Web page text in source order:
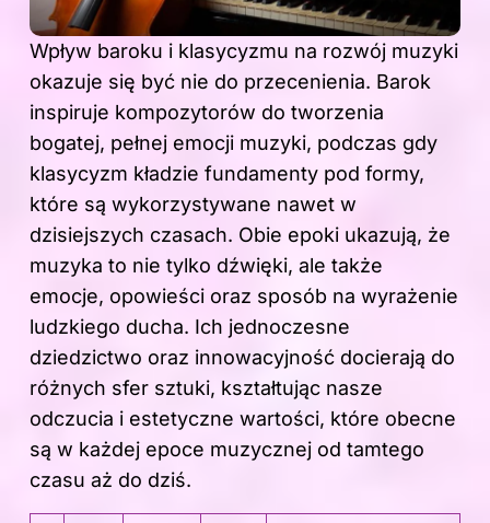
Wpływ baroku i klasycyzmu na rozwój muzyki
okazuje się być nie do przecenienia. Barok
inspiruje kompozytorów do tworzenia
bogatej, pełnej emocji muzyki, podczas gdy
klasycyzm kładzie fundamenty pod formy,
które są wykorzystywane nawet w
dzisiejszych czasach. Obie epoki ukazują, że
muzyka to nie tylko dźwięki, ale także
emocje, opowieści oraz sposób na wyrażenie
ludzkiego ducha. Ich jednoczesne
dziedzictwo oraz innowacyjność docierają do
różnych sfer sztuki, kształtując nasze
odczucia i estetyczne wartości, które obecne
są w każdej epoce muzycznej od tamtego
czasu aż do dziś.